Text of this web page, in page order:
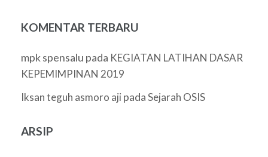
KOMENTAR TERBARU
mpk spensalu pada KEGIATAN LATIHAN DASAR
KEPEMIMPINAN 2019
Iksan teguh asmoro aji padaSejarah OSIS
ARSIP